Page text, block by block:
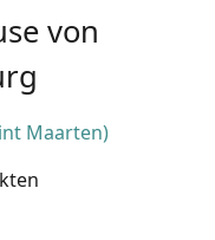
von
Maarten)